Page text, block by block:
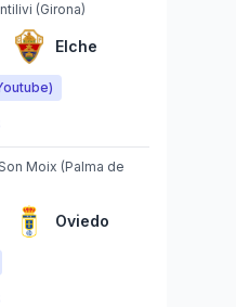
(Girona)
Elche
Moix (Palma de
Oviedo